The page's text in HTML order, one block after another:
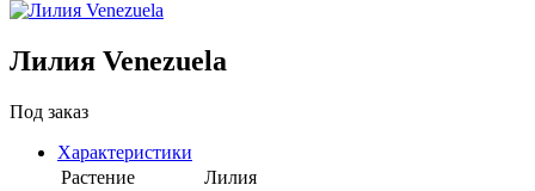
Лилия Venezuela
Под заказ
Характеристики
Растение
Лилия